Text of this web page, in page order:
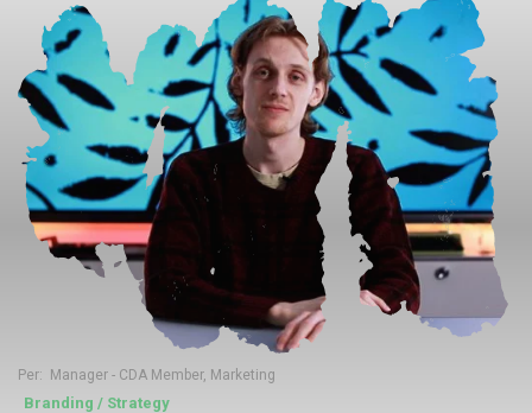
Per: Manager - CDA Member, Marketing
Branding / Strategy